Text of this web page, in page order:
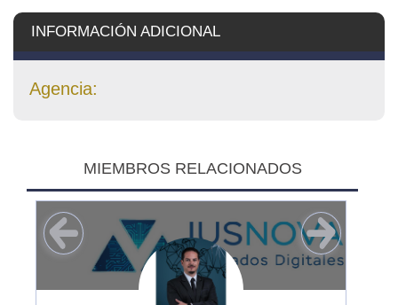
INFORMACIÓN ADICIONAL
Agencia:
MIEMBROS RELACIONADOS